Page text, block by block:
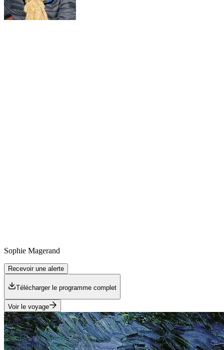
Sophie Magerand
Recevoir une alerte
Télécharger le programme complet
Voir le voyage